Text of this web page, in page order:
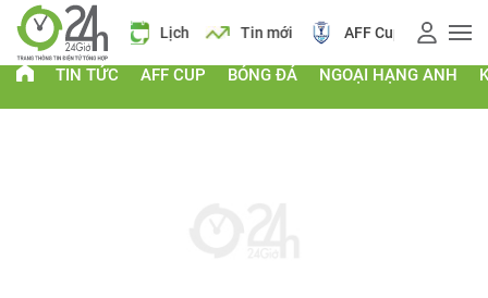
Lịch Tin mới AFF Cup Điểm chuẩn 2026
TIN TỨC AFF CUP BÓNG ĐÁ NGOẠI HẠNG ANH